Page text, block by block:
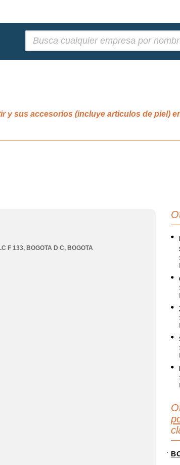
y sus accesorios (incluye articulos de piel)
F 133, BOGOTA D C, BOGOTA